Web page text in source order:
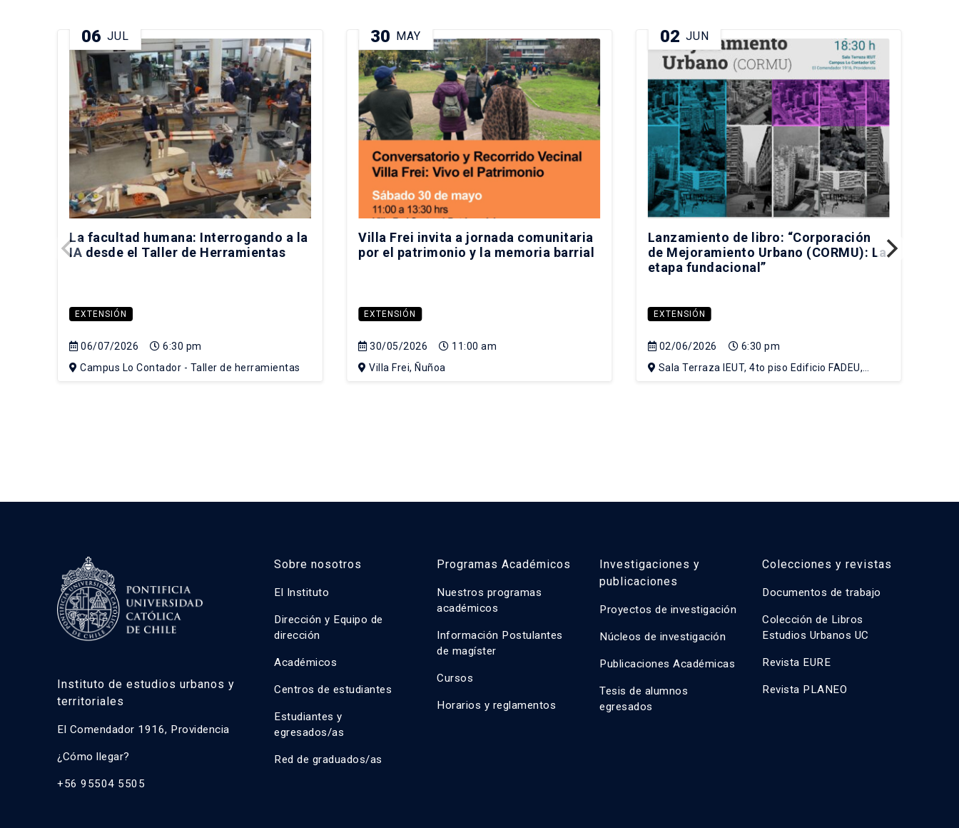
06 JUL
La facultad humana: Interrogando a la
IA desde el Taller de Herramientas
EXTENSIÓN
06/07/2026
6:30 pm
Campus Lo Contador - Taller de herramientas
30 MAY
Villa Frei invita a jornada comunitaria
por el patrimonio y la memoria barrial
EXTENSIÓN
30/05/2026
11:00 am
Villa Frei, Ñuñoa
02 JUN
Lanzamiento de libro: “Corporación
de Mejoramiento Urbano (CORMU): La
etapa fundacional”
EXTENSIÓN
02/06/2026
6:30 pm
Sala Terraza IEUT, 4to piso Edificio FADEU,
Instituto de estudios urbanos y
territoriales
El Comendador 1916, Providencia
¿Cómo llegar?
+56 95504 5505
Sobre nosotros
El Instituto
Dirección y Equipo de
dirección
Académicos
Centros de estudiantes
Estudiantes y
egresados/as
Red de graduados/as
Programas Académicos
Nuestros programas
académicos
Información Postulantes
de magíster
Cursos
Horarios y reglamentos
Investigaciones y
publicaciones
Proyectos de investigación
Núcleos de investigación
Publicaciones Académicas
Tesis de alumnos
egresados
Colecciones y revistas
Documentos de trabajo
Colección de Libros
Estudios Urbanos UC
Revista EURE
Revista PLANEO